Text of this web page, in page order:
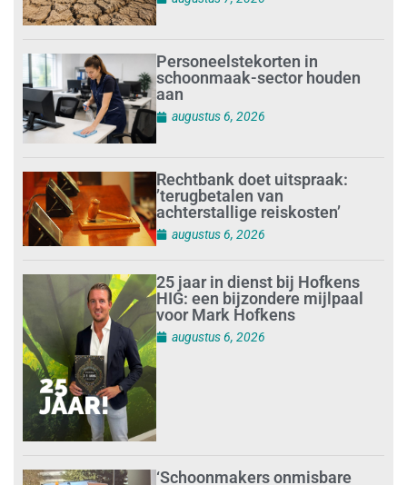
HIG: een bijzondere mijlpaal
voor Mark Hofkens
augustus 6, 2026
‘Schoonmakers onmisbare
augustus 5, 2026
Meer duidelijkheid over zzp-
schoonmaakbranche